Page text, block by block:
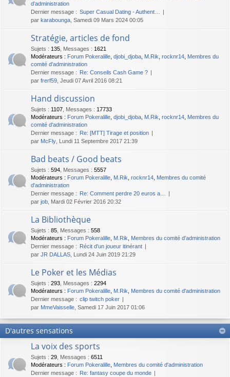
d'administration
Dernier message : Super Сasual Dating - Authent…
par karabounga , Samedi 09 Mars 2024 00:05
Stratégie, articles de fond
Sujets : 135 Messages : 1621
Modérateurs : Forum Pokeralille djobi_djoba M.Rik rocknr14 Membres du
comité d'administration
Dernier message : Re: Conseils Cash Game ?
par frerf59 , Jeudi 07 Avril 2016 08:21
Hand discussion
Sujets : 1107 Messages : 17733
Modérateurs : Forum Pokeralille djobi_djoba M.Rik rocknr14 Membres du
comité d'administration
Dernier message : Re: [MTT] Tirage et position
par McFly , Lundi 11 Septembre 2017 21:39
Bad beats / Good beats
Sujets : 594 Messages : 5557
Modérateurs : Forum Pokeralille M.Rik rocknr14 Membres du comité
d'administration
Dernier message : Re: Comment perdre 20 euros a…
par job , Mardi 02 Février 2016 20:32
La Bibliothèque
Sujets : 85 Messages : 558
Modérateurs : Forum Pokeralille M.Rik
Membres du comité d'administration
Dernier message : Récit d'un joueur itinérant
par JR DALLAS , Lundi 24 Juin 2019 21:29
Le Poker et les Médias
Sujets : 293 Messages : 2294
Modérateurs : Forum Pokeralille M.Rik
Membres du comité d'administration
Dernier message : clip twitch poker
par MmeVaisselle , Samedi 17 Juin 2017 01:06
D'autres sensations
La voix des sports
Sujets : 29 Messages : 6511
Modérateurs : Forum Pokeralille Membres du comité d'administration
Dernier message : Re: fantasy coupe du monde